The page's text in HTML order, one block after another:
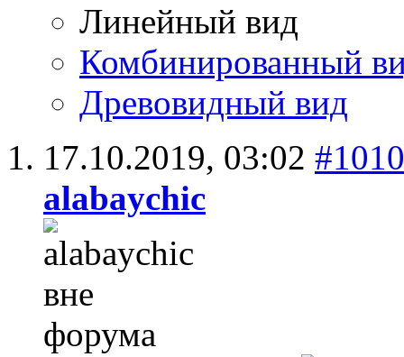
Линейный вид
Комбинированный
Древовидный вид
17.10.2019, 03:02
alabaychic